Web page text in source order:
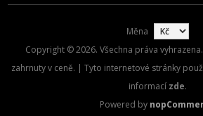
Měna
Copyright © 2026. Všechna práva
zahrnuty v ceně. | Tyto internetové stránky
informací zde.
Powered by